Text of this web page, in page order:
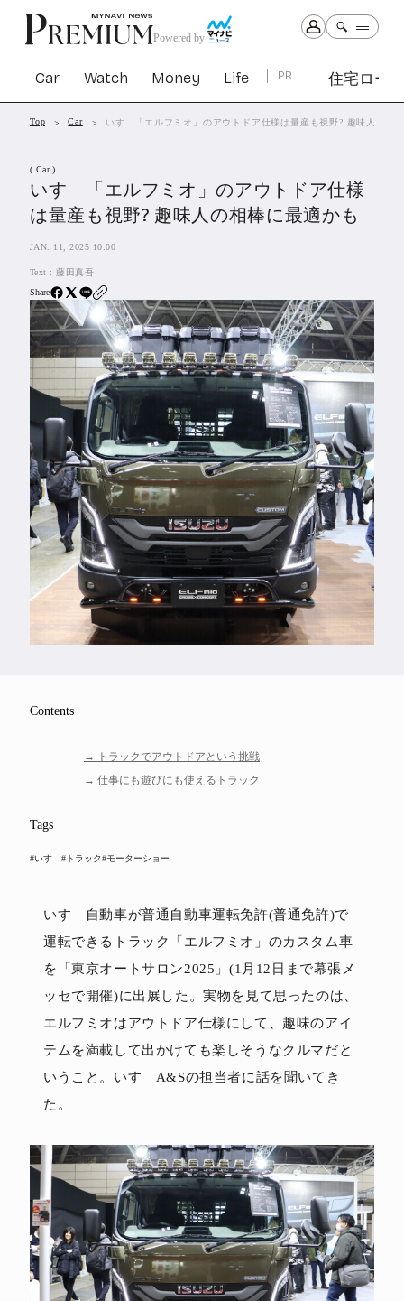
Powered by
Car Watch Money Life PR 住宅ロー
Car Watch Money Life
住宅ローン
SBIネオトレード証券
All Articles
特集&連載記事
Feature
Series
Top Car いすゞ「エルフミオ」のアウトドア仕様は量産も視野? 趣味人の相
( Car )
いすゞ「エルフミオ」のアウトドア仕様
は量産も視野? 趣味人の相棒に最適かも
JAN. 11, 2025 10:00
Text : 藤田真吾
Share
Contents
トラックでアウトドアという挑戦
仕事にも遊びにも使えるトラック
Tags
#いすゞ #トラック#モーターショー
いすゞ自動車が普通自動車運転免許(普通免許)で
運転できるトラック「エルフミオ」のカスタム車
を「東京オートサロン2025」(1月12日まで幕張メ
ッセで開催)に出展した。実物を見て思ったのは、
エルフミオはアウトドア仕様にして、趣味のアイ
テムを満載して出かけても楽しそうなクルマだと
いうこと。いすゞA&Sの担当者に話を聞いてき
た。